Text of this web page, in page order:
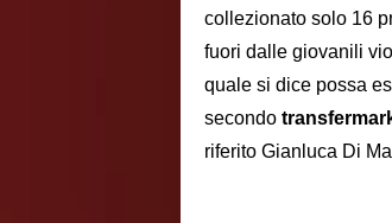
collezionato solo 16
fuori dalle giovanili
quale si dice possa
secondo
riferito Gianluca Di